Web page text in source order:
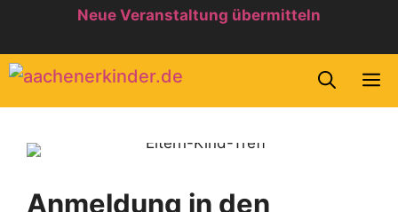
springen
Neue Veranstaltung übermitteln
Anmeldung in den